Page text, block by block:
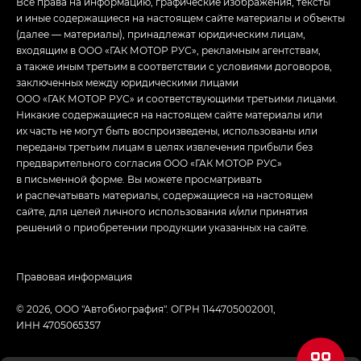
и иные содержащиеся на настоящем сайте материалы и объекты
(далее — материалы), принадлежат юридическим лицам,
входящим в ООО «ГАК МОТОР РУС», рекламным агентствам,
а также иным третьим в соответствии с условиями договоров,
заключенных между юридическими лицами
ООО «ГАК МОТОР РУС» и соответствующими третьими лицами.
Никакие содержащиеся на настоящем сайте материалы или
их часть не могут быть воспроизведены, использованы или
переданы третьим лицам в целях извлечения прибыли без
предварительного согласия ООО «ГАК МОТОР РУС»
в письменной форме. Вы можете просматривать
и распечатывать материалы, содержащиеся на настоящем
сайте, для целей личного использования и/или принятия
решений о приобретении продукции указанных на сайте.
© 2026, ООО "Автобиография". ОГРН 1144705002001,
ИНН 4705065357
Правовая информация